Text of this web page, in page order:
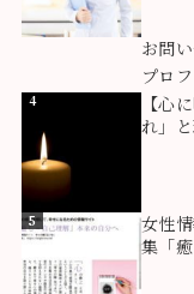
お問
プロ
4
【心
れ」
5
女性
集「